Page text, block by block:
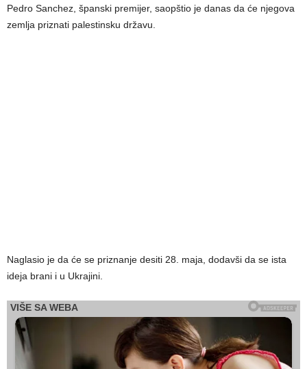
Pedro Sanchez, španski premijer, saopštio je danas da će njegova
zemlja priznati palestinsku državu.
Naglasio je da će se priznanje desiti 28. maja, dodavši da se ista
ideja brani i u Ukrajini.